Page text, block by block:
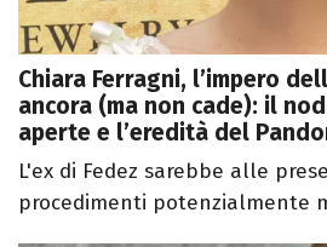
Chiara Ferragni, l’impero
ancora (ma non cade): il
aperte e l’eredità del
L'ex di Fedez sarebbe alle
procedimenti potenzialmente